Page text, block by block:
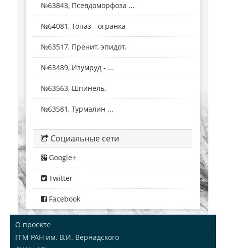
№63843, Псевдоморфоза ...
№64081, Топаз - огранка
№63517, Пренит, эпидот.
№63489, Изумруд - ...
№63563, Шпинель.
№63581, Турмалин ...
Социальные сети
Google+
Twitter
Facebook
О проекте
ГГМ РАН им. В.И. Вернадского